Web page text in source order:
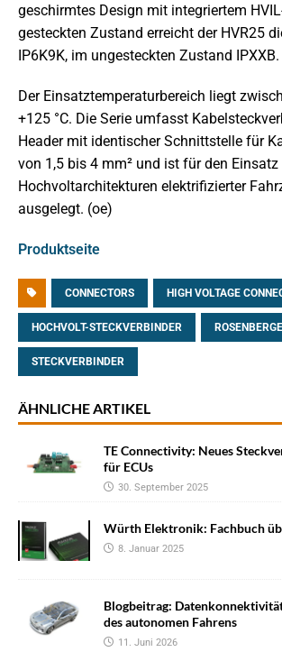
geschirmtes Design mit integriertem
gesteckten Zustand erreicht der HVR25
IP6K9K, im ungesteckten Zustand IPXXB.
Der Einsatztemperaturbereich liegt
+125 °C. Die Serie umfasst
Header mit identischer Schnittstelle für
von 1,5 bis 4 mm² und ist für den
Hochvoltarchitekturen elektrifizierter
ausgelegt. (oe)
Produktseite
CONNECTORS HIGH VOLTAGE
HOCHVOLT-STECKVERBINDER
STECKVERBINDER
ÄHNLICHE ARTIKEL
TE Connectivity: Neues
für ECUs
30. September 2025
Würth Elektronik: Fachbuch
8. Januar 2025
Blogbeitrag:
des autonomen Fahrens
11. Juni 2026